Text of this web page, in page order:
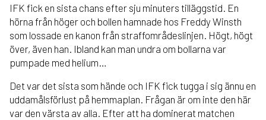
IFK fick en sista chans efter sju minuters tilläggstid. En
hörna från höger och bollen hamnade hos Freddy Winsth
som lossade en kanon från straffområdeslinjen. Högt, högt
över, även han. Ibland kan man undra om bollarna var
pumpade med helium…
Det var det sista som hände och IFK fick tugga i sig ännu en
uddamålsförlust på hemmaplan. Frågan är om inte den här
var den värsta av alla. Efter att ha dominerat matchen